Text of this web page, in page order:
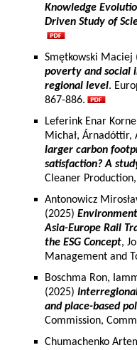
Knowledge
Driven Study of
Smętkowski Maciej
poverty and social
regional level.
867-886.
Leferink Enar
Michał, Árnadóttir,
larger carbon
satisfaction? A
Cleaner
Antonowicz
(2025)
Asia-Europe Rail
the ESG Concept,
Management and
Boschma Ron,
(2025)
and place-based
Commission,
Chumachenko